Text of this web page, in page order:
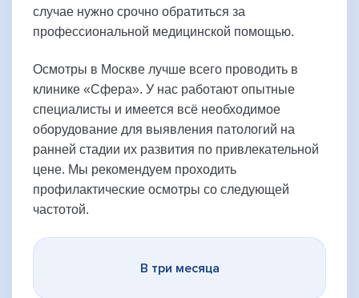
случае нужно срочно обратиться за
профессиональной медицинской помощью.
Осмотры в Москве лучше всего проводить в
клинике «Сфера». У нас работают опытные
специалисты и имеется всё необходимое
оборудование для выявления патологий на
ранней стадии их развития по привлекательной
цене. Мы рекомендуем проходить
профилактические осмотры со следующей
частотой.
В три месяца